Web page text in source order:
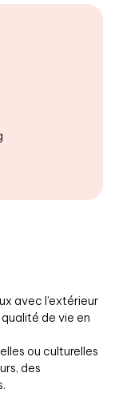
avec l’extérieur
de vie en
ou culturelles
des